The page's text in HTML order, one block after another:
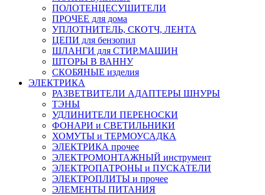
ПОЛОТЕНЦЕСУШИТЕЛИ
ПРОЧЕЕ для дома
УПЛОТНИТЕЛЬ, СКОТЧ, ЛЕНТА
ЦЕПИ для бензопил
ШЛАНГИ для СТИР.МАШИН
ШТОРЫ В ВАННУ
СКОБЯНЫЕ изделия
ЭЛЕКТРИКА
РАЗВЕТВИТЕЛИ АДАПТЕРЫ ШНУРЫ
ТЭНЫ
УДЛИНИТЕЛИ ПЕРЕНОСКИ
ФОНАРИ и СВЕТИЛЬНИКИ
ХОМУТЫ и ТЕРМОУСАДКА
ЭЛЕКТРИКА прочее
ЭЛЕКТРОМОНТАЖНЫЙ инструмент
ЭЛЕКТРОПАТРОНЫ и ПУСКАТЕЛИ
ЭЛЕКТРОПЛИТЫ и прочее
ЭЛЕМЕНТЫ ПИТАНИЯ